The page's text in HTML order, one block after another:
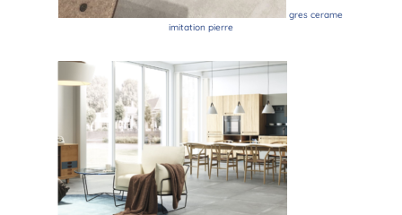
gres cerame
imitation pierre